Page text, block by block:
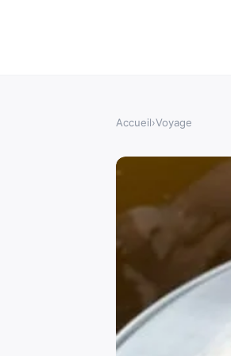
Accueil›Voyage